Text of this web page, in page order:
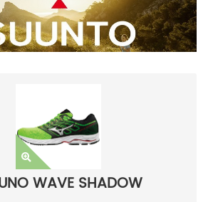
WAVE SHADOW